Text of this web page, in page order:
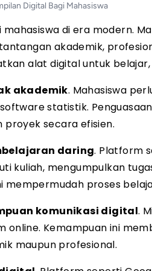
Digital Bagi Mahasiswa
di era modern.
akademik,
alat digital untuk belajar,
akademik. Mahasiswa
statistik.
proyek secara efisien.
daring. Platform
kuliah, mengumpulkan
proses
komunikasi digital.
online. Kemampuan ini
maupun profesional.